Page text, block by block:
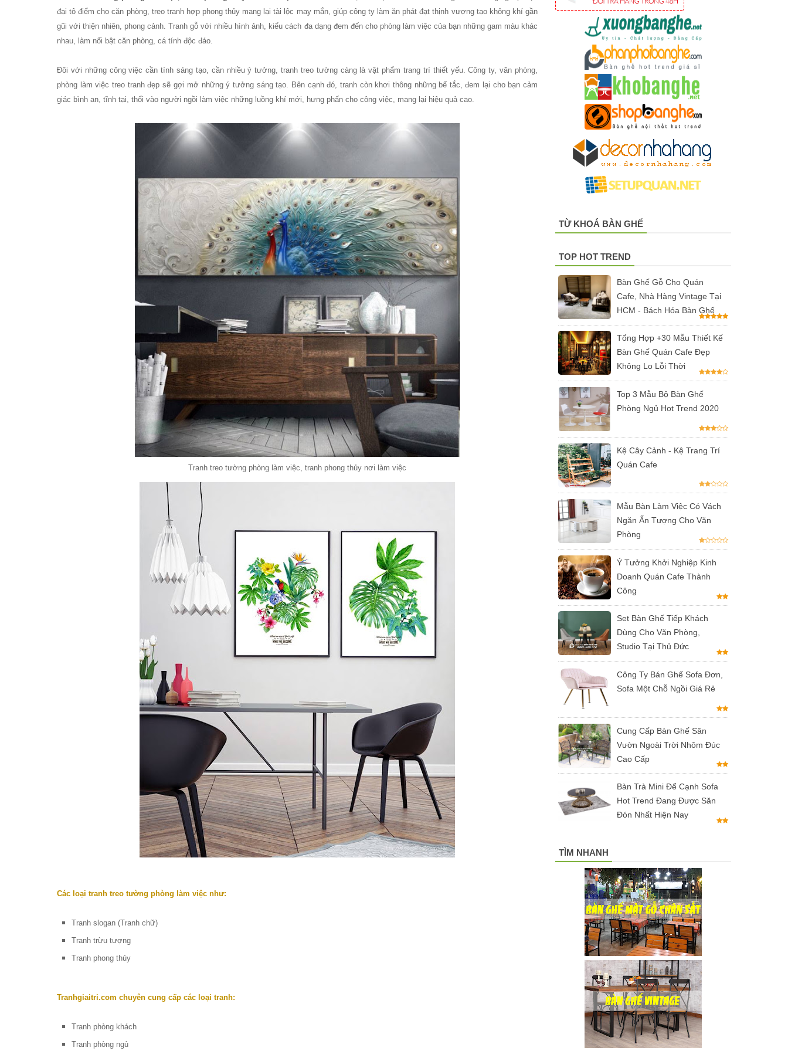
Set bàn ghế tiếp khách văn phòng ghế bọc vải màu xám
Bộ bàn ghế tiếp khách spa, nail, studio, văn phòng, căn hộ màu hồng
Ghế gaming, ghế streamer đẹp giá tốt tại HCM
Tổng hợp các mẫu chân bàn cafe, chân bàn decor, chân bàn inox, chân bàn ăn hot trend 2023
Ghế decor trong suốt, ghế xoay trong suốt
Ghế chân xoay mặt ngồi đệm GLM48-ghế tiếp khách, văn phòng tại Tp.HCM
Bàn tròn cafe tiếp khách mặt đá trắng, đen, xám chân trụ thép sơn tĩnh điện màu đen, trắng
đại tô điểm cho căn phòng, treo tranh hợp phong thủy mang lại tài lộc may mắn, giúp công ty làm ăn phát đạt thịnh vượng tạo không khí gần
gũi với thiện nhiên, phong cảnh. Tranh gỗ với nhiều hình ảnh, kiểu cách đa dạng đem đến cho phòng làm việc của bạn những gam màu khác
nhau, làm nổi bật căn phòng, cá tính độc đáo.
Đôi với những công việc cần tính sáng tạo, cần nhiều ý tưởng, tranh treo tường càng là vật phẩm trang trí thiết yếu. Công ty, văn phòng,
phòng làm việc treo tranh đẹp sẽ gợi mở những ý tưởng sáng tạo. Bên cạnh đó, tranh còn khơi thông những bế tắc, đem lại cho bạn cảm
giác bình an, tĩnh tại, thổi vào người ngồi làm việc những luồng khí mới, hưng phấn cho công việc, mang lại hiệu quả cao.
Tranh treo tường phòng làm việc, tranh phong thủy nơi làm việc
Các loại tranh treo tường phòng làm việc như:
Tranh slogan (Tranh chữ)
Tranh trừu tượng
Tranh phong thủy
Tranhgiaitri.com chuyên cung cấp các loại tranh:
Tranh phòng khách
Tranh phòng ngủ
TỪ KHOÁ BÀN GHẾ
TOP HOT TREND
Bàn Ghế Gỗ Cho Quán
Cafe, Nhà Hàng Vintage Tại
HCM - Bách Hóa Bàn Ghế
Tổng Hợp +30 Mẫu Thiết Kế
Bàn Ghế Quán Cafe Đẹp
Không Lo Lỗi Thời
Top 3 Mẫu Bộ Bàn Ghế
Phòng Ngủ Hot Trend 2020
Kệ Cây Cảnh - Kệ Trang Trí
Quán Cafe
Mẫu Bàn Làm Việc Có Vách
Ngăn Ấn Tượng Cho Văn
Phòng
Ý Tưởng Khởi Nghiệp Kinh
Doanh Quán Cafe Thành
Công
Set Bàn Ghế Tiếp Khách
Dùng Cho Văn Phòng,
Studio Tại Thủ Đức
Công Ty Bán Ghế Sofa Đơn,
Sofa Một Chỗ Ngồi Giá Rẻ
Cung Cấp Bàn Ghế Sân
Vườn Ngoài Trời Nhôm Đúc
Cao Cấp
Bàn Trà Mini Để Cạnh Sofa
Hot Trend Đang Được Săn
Đón Nhất Hiện Nay
TÌM NHANH